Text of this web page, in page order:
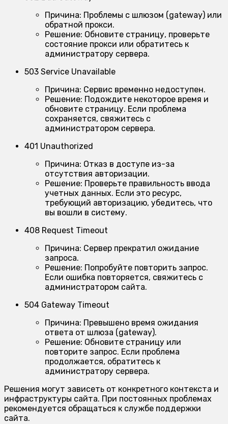
Причина: Проблемы с шлюзом (gateway) или
обратной прокси.
Решение: Обновите страницу, проверьте
состояние прокси или обратитесь к
администратору сервера.
503 Service Unavailable
Причина: Сервис временно недоступен.
Решение: Подождите некоторое время и
обновите страницу. Если проблема
сохраняется, свяжитесь с
администратором сервера.
401 Unauthorized
Причина: Отказ в доступе из-за
отсутствия авторизации.
Решение: Проверьте правильность ввода
учетных данных. Если это ресурс,
требующий авторизацию, убедитесь, что
вы вошли в систему.
408 Request Timeout
Причина: Сервер прекратил ожидание
запроса.
Решение: Попробуйте повторить запрос.
Если ошибка повторяется, свяжитесь с
администратором сайта.
504 Gateway Timeout
Причина: Превышено время ожидания
ответа от шлюза (gateway).
Решение: Обновите страницу или
повторите запрос. Если проблема
продолжается, обратитесь к
администратору сервера.
Решения могут зависеть от конкретного контекста и
инфраструктуры сайта. При постоянных проблемах
рекомендуется обращаться к службе поддержки
сайта.